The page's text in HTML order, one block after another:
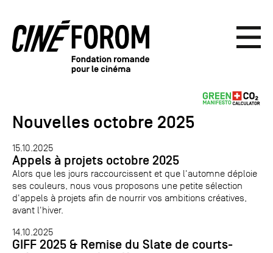
Nouvelles octobre 2025
15.10.2025
Appels à projets octobre 2025
Alors que les jours raccourcissent et que l'automne déploie
ses couleurs, nous vous proposons une petite sélection
d'appels à projets afin de nourrir vos ambitions créatives,
avant l'hiver.
14.10.2025
GIFF 2025 & Remise du Slate de courts-